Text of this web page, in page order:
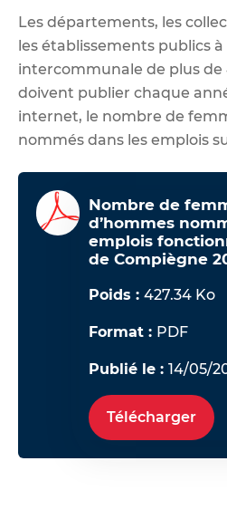
Les départements, les
les établissements publics
intercommunale de plus
doivent publier chaque
internet, le nombre de
nommés dans les emplois
Nombre de
d’hommes
emplois
de Compiègne
Poids :427.34 Ko
Format : PDF
Publié le :14/05/
Télécharger